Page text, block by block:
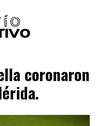
coronaron